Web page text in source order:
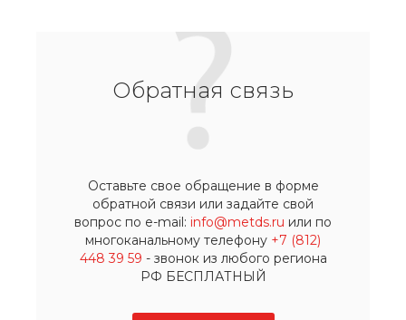
Обратная связь
Оставьте свое обращение в форме
обратной связи или задайте свой
вопрос по e-mail: info@metds.ru или по
многоканальному телефону +7 (812)
448 39 59 - звонок из любого региона
РФ БЕСПЛАТНЫЙ